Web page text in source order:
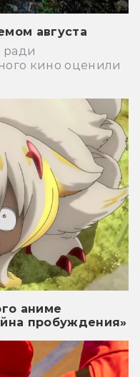
августа
ради
кино оценили
аниме
пробуждения»